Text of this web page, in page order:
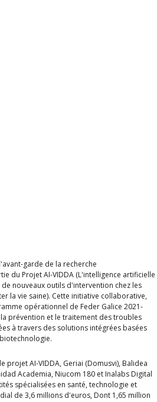
garde de la recherche
du Projet AI-VIDDA (L'intelligence artificielle
nouveaux outils d'intervention chez les
la vie saine). Cette initiative collaborative,
opérationnel de Feder Galice 2021-
prévention et le traitement des troubles
à travers des solutions intégrées basées
projet AI-VIDDA, Geriai (Domusvi), Balidea
Academia, Niucom 180 et Inalabs Digital
spécialisées en santé, technologie et
de 3,6 millions d'euros, Dont 1,65 million